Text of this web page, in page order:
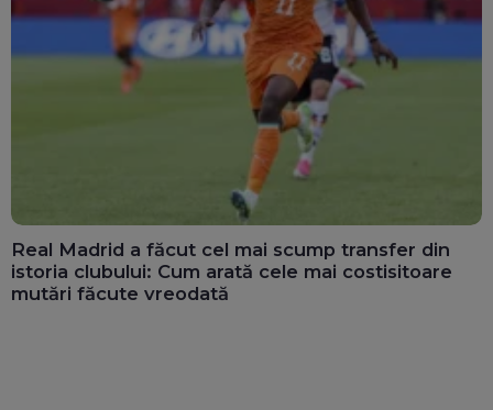
Real Madrid a făcut cel mai scump transfer din
istoria clubului: Cum arată cele mai costisitoare
mutări făcute vreodată